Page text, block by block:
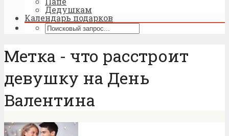
Дедушкам
Календарь подарков
Метка - что расстроит
девушку на День
Валентина